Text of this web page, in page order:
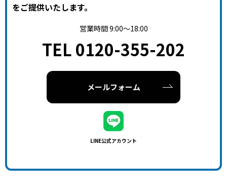
をご提供いたします。
営業時間 9:00～18:00
TEL 0120-355-202
メールフォーム
LINE公式アカウント